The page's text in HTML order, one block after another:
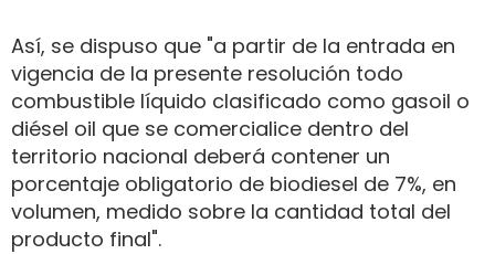
Así, se dispuso que "a partir de la entrada en
vigencia de la presente resolución todo
combustible líquido clasificado como gasoil o
diésel oil que se comercialice dentro del
territorio nacional deberá contener un
porcentaje obligatorio de biodiesel de 7%, en
volumen, medido sobre la cantidad total del
producto final".